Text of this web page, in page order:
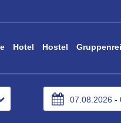
Hotel Hostel